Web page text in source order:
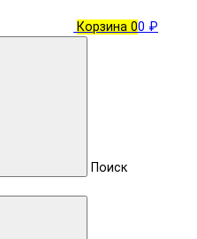
Корзина 00 ₽
Поиск